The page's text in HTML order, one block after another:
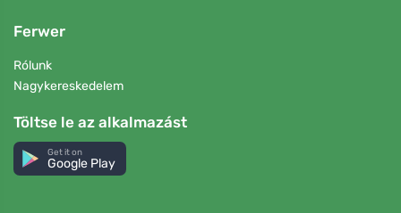
Ferwer
Rólunk
Nagykereskedelem
Töltse le az alkalmazást
Get it on
Google Play